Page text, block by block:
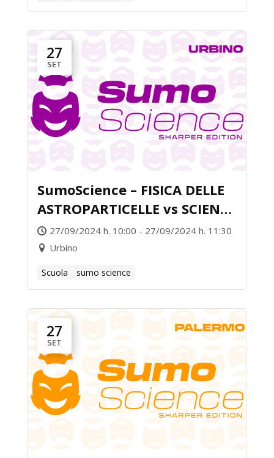
27
SET
SumoScience – FISICA DELLE
ASTROPARTICELLE vs SCIENZE
BIOMOLECOLARI
27/09/2024 h. 10:00 - 27/09/2024 h. 11:30
Urbino
Scuola sumo science
27
SET